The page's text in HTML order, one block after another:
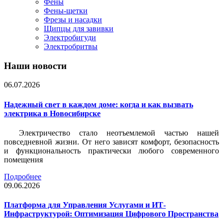
Фены
Фены-щетки
Фрезы и насадки
Щипцы для завивки
Электробигуди
Электробритвы
Наши новости
06.07.2026
Надежный свет в каждом доме: когда и как вызвать
электрика в Новосибирске
Электричество стало неотъемлемой частью нашей
повседневной жизни. От него зависят комфорт, безопасность
и функциональность практически любого современного
помещения
Подробнее
09.06.2026
Платформа для Управления Услугами и ИТ-
Инфраструктурой: Оптимизация Цифрового Пространства